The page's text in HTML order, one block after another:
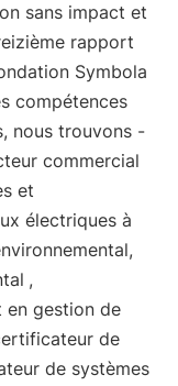
sans impact et
rapport
Symbola
compétences
nous trouvons -
commercial
et
électriques à
,
en gestion de
de
de systèmes